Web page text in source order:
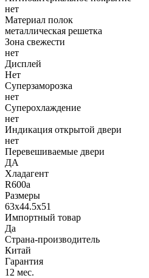
нет
Материал полок
металлическая решетка
Зона свежести
нет
Дисплей
Нет
Суперзаморозка
нет
Суперохлаждение
нет
Индикация открытой двери
нет
Перевешиваемые двери
ДА
Хладагент
R600a
Размеры
63x44.5x51
Импортный товар
Да
Страна-производитель
Китай
Гарантия
12 мес.